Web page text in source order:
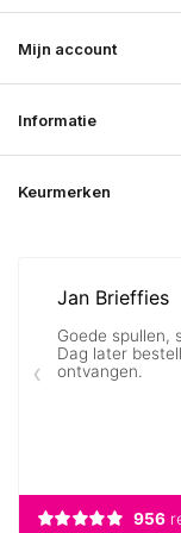
Mijn account
Informatie
Keurmerken